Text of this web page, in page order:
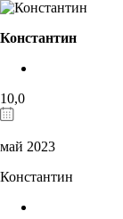
Константин
10,0
май 2023
Константин